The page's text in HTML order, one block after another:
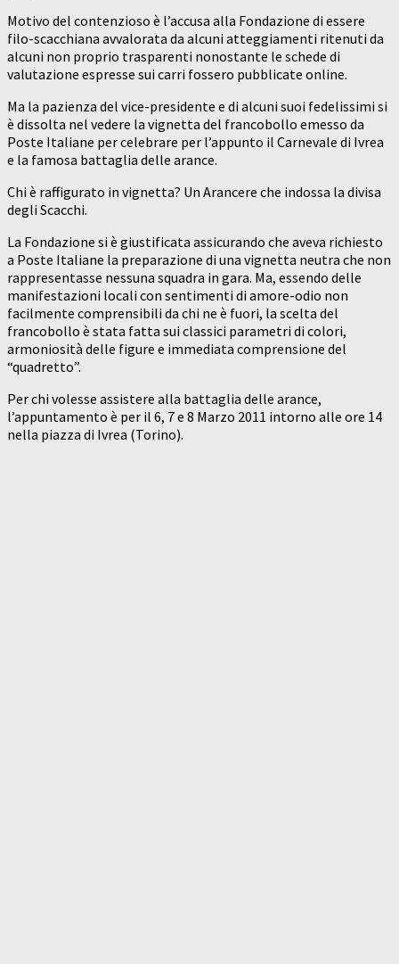
Motivo del contenzioso è l’accusa alla Fondazione di essere
filo-scacchiana avvalorata da alcuni atteggiamenti ritenuti da
alcuni non proprio trasparenti nonostante le schede di
valutazione espresse sui carri fossero pubblicate online.
Ma la pazienza del vice-presidente e di alcuni suoi fedelissimi si
è dissolta nel vedere la vignetta del francobollo emesso da
Poste Italiane per celebrare per l’appunto il Carnevale di Ivrea
e la famosa battaglia delle arance.
Chi è raffigurato in vignetta? Un Arancere che indossa la divisa
degli Scacchi.
La Fondazione si è giustificata assicurando che aveva richiesto
a Poste Italiane la preparazione di una vignetta neutra che non
rappresentasse nessuna squadra in gara. Ma, essendo delle
manifestazioni locali con sentimenti di amore-odio non
facilmente comprensibili da chi ne è fuori, la scelta del
francobollo è stata fatta sui classici parametri di colori,
armoniosità delle figure e immediata comprensione del
“quadretto”.
Per chi volesse assistere alla battaglia delle arance,
l’appuntamento è per il 6, 7 e 8 Marzo 2011 intorno alle ore 14
nella piazza di Ivrea (Torino).